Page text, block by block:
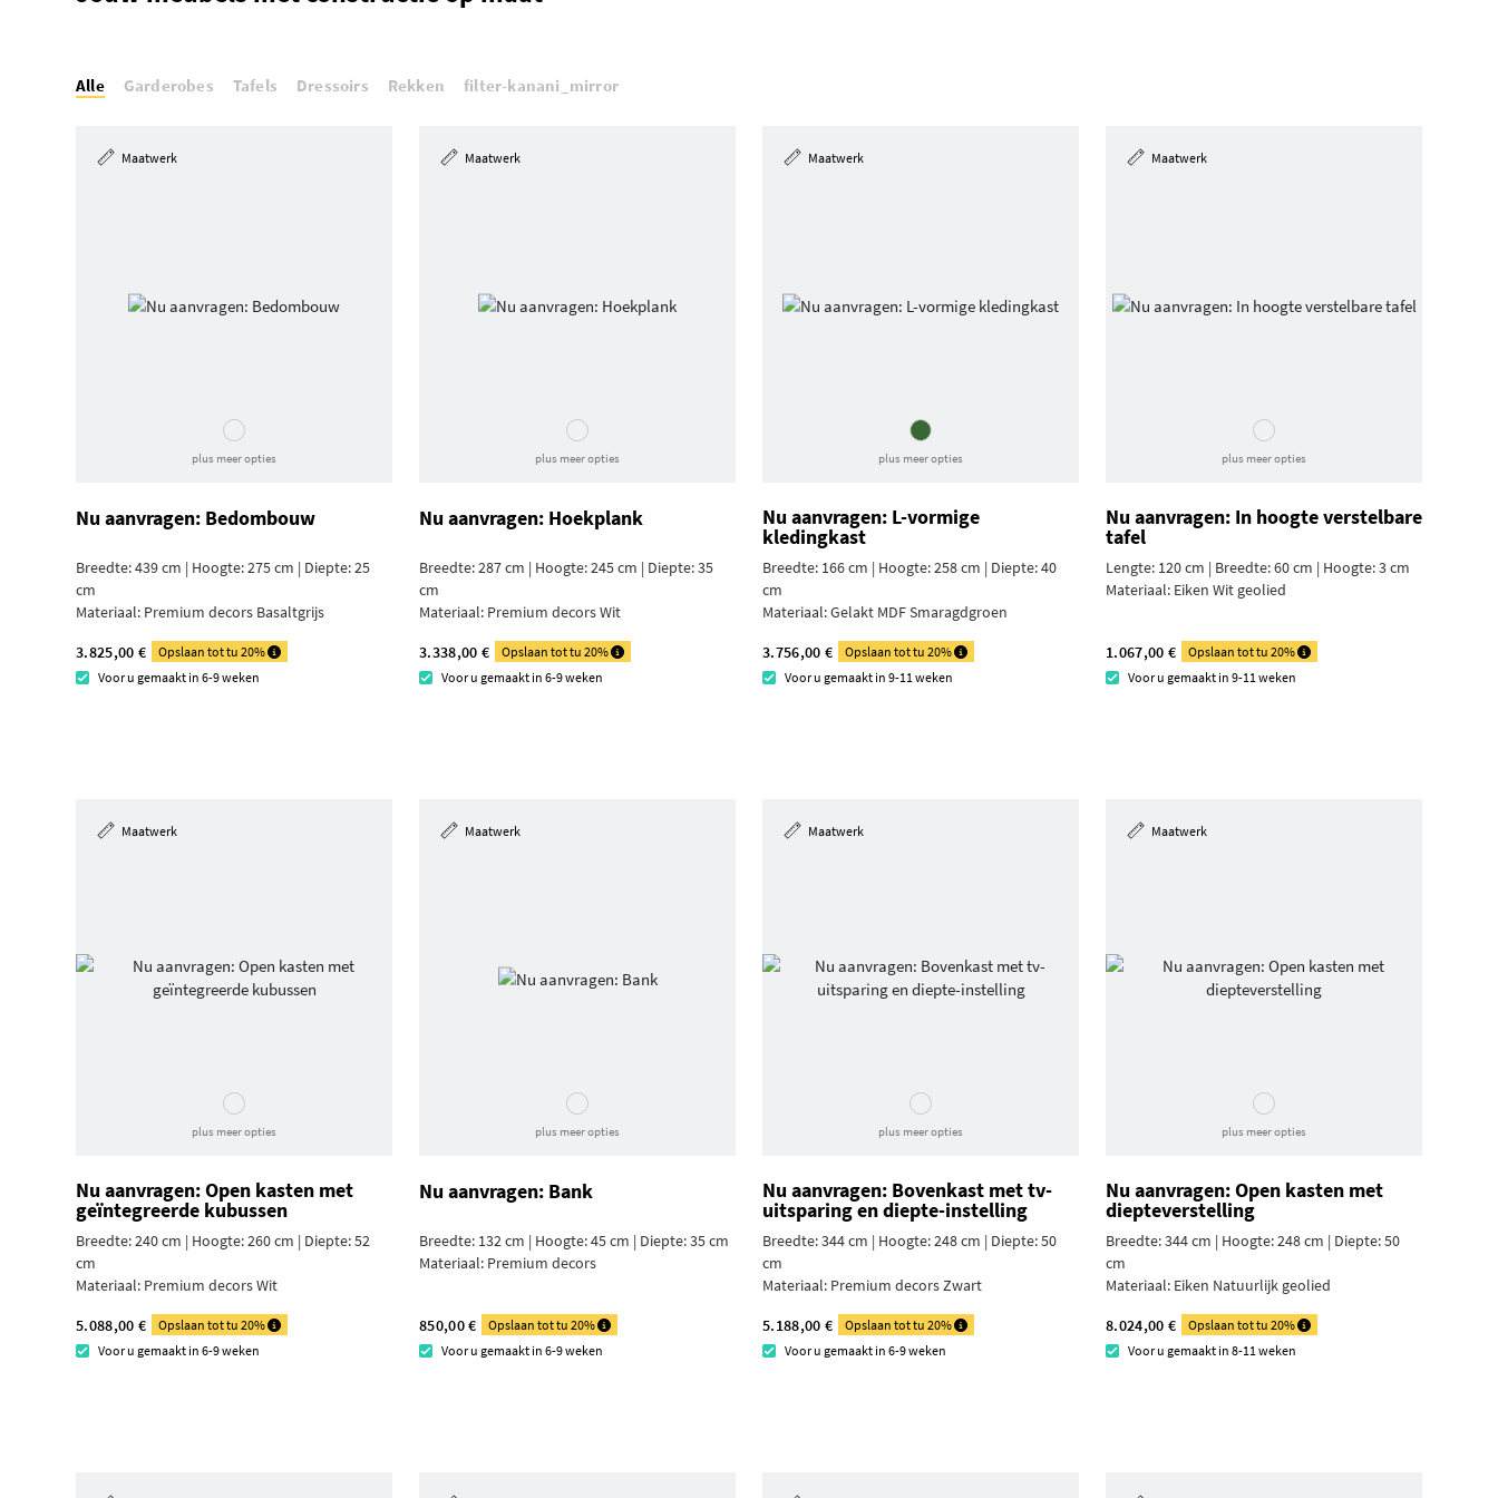
Alle Garderobes Tafels Dressoirs Rekken filter-kanani_mirror
Maatwerk
plus meer opties
Nu aanvragen: Bedombouw
Breedte: 439 cm | Hoogte: 275 cm | Diepte: 25
cm
Materiaal: Premium decors Basaltgrijs
3.825,00 €
Opslaan tot tu 20%
Voor u gemaakt in 6-9 weken
Maatwerk
plus meer opties
Nu aanvragen: Hoekplank
Breedte: 287 cm | Hoogte: 245 cm | Diepte: 35
cm
Materiaal: Premium decors Wit
3.338,00 €
Opslaan tot tu 20%
Voor u gemaakt in 6-9 weken
Maatwerk
plus meer opties
Nu aanvragen: L-vormige
kledingkast
Breedte: 166 cm | Hoogte: 258 cm | Diepte: 40
cm
Materiaal:Gelakt MDF Smaragdgroen
3.756,00 €
Opslaan tot tu 20%
Voor u gemaakt in 9-11 weken
Maatwerk
plus meer opties
Nu aanvragen: In hoogte verstelbare
tafel
Lengte: 120 cm | Breedte: 60 cm | Hoogte: 3 cm
Materiaal: Eiken Wit geolied
1.067,00 €
Opslaan tot tu 20%
Voor u gemaakt in 9-11 weken
Maatwerk
plus meer opties
Nu aanvragen: Open kasten met
geïntegreerde kubussen
Breedte: 240 cm | Hoogte: 260 cm | Diepte: 52
cm
Materiaal: Premium decors Wit
5.088,00 €
Opslaan tot tu 20%
Voor u gemaakt in 6-9 weken
Maatwerk
plus meer opties
Nu aanvragen: Bank
Breedte: 132 cm | Hoogte: 45 cm | Diepte: 35 cm
Materiaal: Premium decors
850,00 €
Opslaan tot tu 20%
Voor u gemaakt in 6-9 weken
Maatwerk
plus meer opties
Nu aanvragen: Bovenkast met tv-
uitsparing en diepte-instelling
Breedte: 344 cm | Hoogte: 248 cm | Diepte: 50
cm
Materiaal: Premium decors Zwart
5.188,00 €
Opslaan tot tu 20%
Voor u gemaakt in 6-9 weken
Maatwerk
plus meer opties
Nu aanvragen: Open kasten met
diepteverstelling
Breedte: 344 cm | Hoogte: 248 cm | Diepte: 50
cm
Materiaal: Eiken Natuurlijk geolied
8.024,00 €
Opslaan tot tu 20%
Voor u gemaakt in 8-11 weken